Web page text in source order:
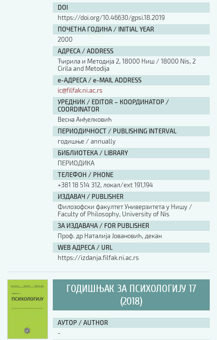
Шаблон прве стране и импресума [B5, ћир]
Шаблон прве стране и импресума [B5, лат]
Шаблон прве стране и импресума [B5, енг]
Етички кодекс
ПРЕТРАГА ИЗДАЊА
Наслов или део наслова
АУТОР / AUTHOR
ISSN
COBISS.SR-ID
DOI
https://doi.org/10.46630/gpsi.18.2019
ПОЧЕТНА ГОДИНА / INITIAL YEAR
2000
АДРЕСА / ADDRESS
Ћирила и Методија 2, 18000 Ниш / 18000 Nis, 2
Cirila and Metodija
е-АДРЕСА / e-MAIL ADDRESS
ic@filfak.ni.ac.rs
УРЕДНИК / EDITOR – КООРДИНАТОР /
COORDINATOR
Весна Анђелковић
ПЕРИОДИЧНОСТ / PUBLISHING INTERVAL
годишње / annually
БИБЛИОТЕКА / LIBRARY
ПЕРИОДИКА
ТЕЛЕФОН / PHONE
+381 18 514 312, локал/ext 191,194
ИЗДАВАЧ / PUBLISHER
Филозофски факултет Универзитета у Нишу /
Faculty of Philosophy, University of Nis
ЗА ИЗДАВАЧА / FOR PUBLISHER
Проф. др Наталија Јовановић, декан
WEB АДРЕСА / URL
https://izdanja.filfak.ni.ac.rs
ГОДИШЊАК ЗА ПСИХОЛОГИЈУ 17
(2018)
АУТОР / AUTHOR
-